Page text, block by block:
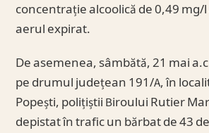
concentrație alcoolică de 0,49 mg/
aerul expirat.
De asemenea, sâmbătă, 21 mai
pe drumul județean 191/A, în
Popești, polițiștii Biroului Rutier
depistat în trafic un bărbat de 43